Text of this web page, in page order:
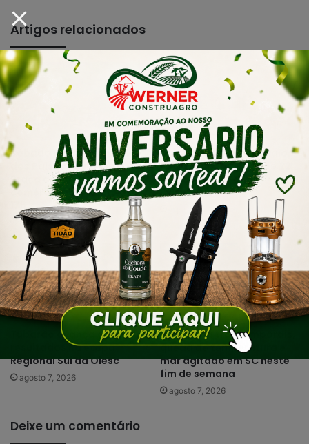
Artigos relacionados
Sábado D especial de Dia
dos Pais terá atrações na
Praça da Igreja Matriz e
comércio aberto até as
agosto 7, 2026
Urussanga alcança maior
Ideb da história e sobe 22
posições em Santa
Catarina
agosto 7, 2026
Tubarão avança com bons
resultados na etapa
Regional Sul da Olesc
agosto 7, 2026
Frente fria traz temporais,
queda de temperatura e
mar agitado em SC neste
fim de semana
agosto 7, 2026
Deixe um comentário